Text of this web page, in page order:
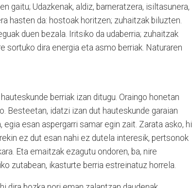
gaitu; Udazkenak, aldiz, barneratzera, isiltasunera,
hasten da: hostoak horitzen; zuhaitzak biluzten.
duen bezala. Iritsiko da udaberria; zuhaitzak
sortuko dira energia eta asmo berriak. Naturaren
berriak izan ditugu. Oraingo honetan
Besteetan, idatzi izan dut hauteskunde garaian
egia esan aspergarri samar egin zait. Zarata asko,
ez dut esan nahi ez dutela interesik, pertsonok
Eta emaitzak ezagutu ondoren, ba, nire
zutabean, ikasturte berria estreinatuz horrela.